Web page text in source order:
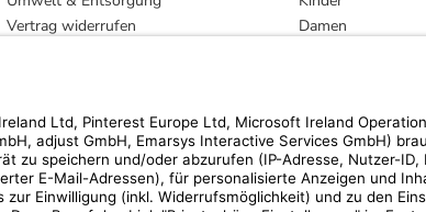
Vertrag widerrufen
Damen
Marken